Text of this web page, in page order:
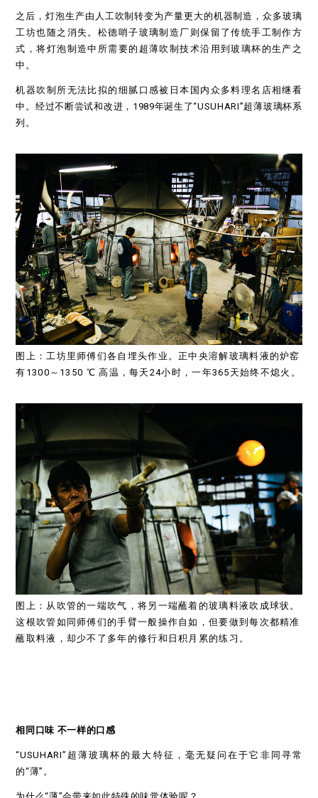
之后，灯泡生产由人工吹制转变为产量更大的机器制造，众多玻璃
工坊也随之消失。松德哨子玻璃制造厂则保留了传统手工制作方
式，将灯泡制造中所需要的超薄吹制技术沿用到玻璃杯的生产之
中。
机器吹制所无法比拟的细腻口感被日本国内众多料理名店相继看
中。经过不断尝试和改进，1989年诞生了“USUHARI”超薄玻璃杯系
列。
图上：工坊里师傅们各自埋头作业。正中央溶解玻璃料液的炉窑
有1300～1350 ℃ 高温，每天24小时，一年365天始终不熄火。
图上：从吹管的一端吹气，将另一端蘸着的玻璃料液吹成球状。
这根吹管如同师傅们的手臂一般操作自如，但要做到每次都精准
蘸取料液，却少不了多年的修行和日积月累的练习。
相同口味 不一样的口感
“USUHARI”超薄玻璃杯的最大特征，毫无疑问在于它非同寻常
的“薄”。